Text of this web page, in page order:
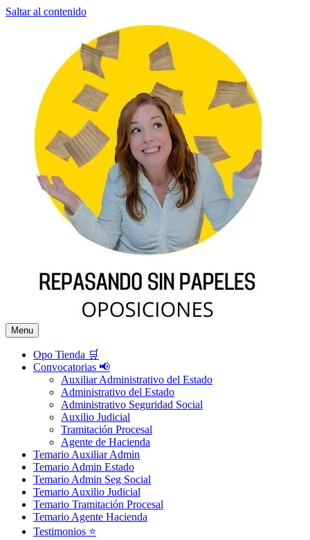
Saltar al contenido
Menu
Opo Tienda 🛒
Convocatorias 📢
Auxiliar Administrativo del Estado
Administrativo del Estado
Administrativo Seguridad Social
Auxilio Judicial
Tramitación Procesal
Agente de Hacienda
Temario Auxiliar Admin
Temario Admin Estado
Temario Admin Seg Social
Temario Auxilio Judicial
Temario Tramitación Procesal
Temario Agente Hacienda
Testimonios ⭐️